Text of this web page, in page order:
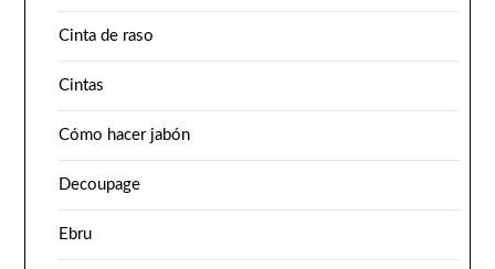
Cinta de raso
Cintas
Cómo hacer jabón
Decoupage
Ebru